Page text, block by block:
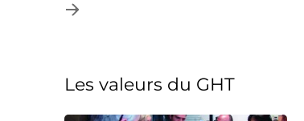
Les valeurs du GHT